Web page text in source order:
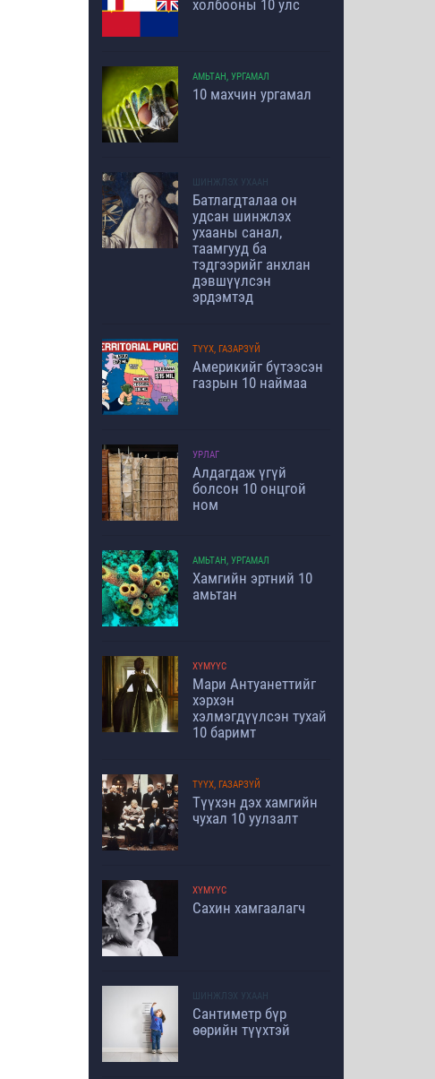
холбооны 10 улс
АМЬТАН, УРГАМАЛ
10 махчин ургамал
ШИНЖЛЭХ УХААН
Батлагдталаа он
удсан шинжлэх
ухааны санал,
таамгууд ба
тэдгээрийг анхлан
дэвшүүлсэн
эрдэмтэд
ТҮҮХ, ГАЗАРЗҮЙ
Америкийг бүтээсэн
газрын 10 наймаа
УРЛАГ
Алдагдаж үгүй
болсон 10 онцгой
ном
АМЬТАН, УРГАМАЛ
Хамгийн эртний 10
амьтан
ХҮМҮҮС
Мари Антуанеттийг
хэрхэн
хэлмэгдүүлсэн тухай
10 баримт
ТҮҮХ, ГАЗАРЗҮЙ
Түүхэн дэх хамгийн
чухал 10 уулзалт
ХҮМҮҮС
Сахин хамгаалагч
ШИНЖЛЭХ УХААН
Сантиметр бүр
өөрийн түүхтэй